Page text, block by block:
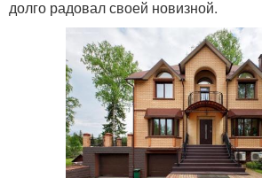
долго радовал своей новизной.